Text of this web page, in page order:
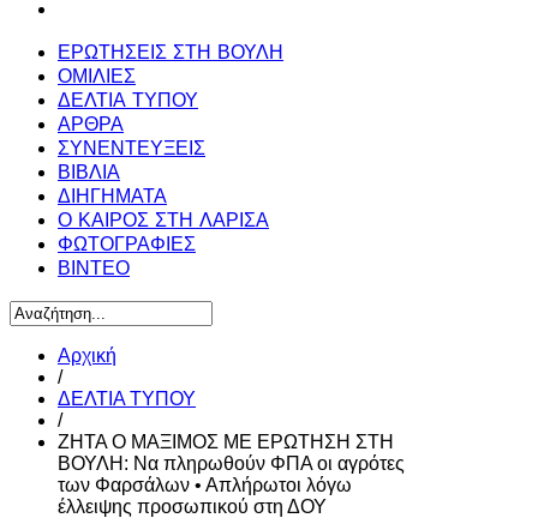
ΕΡΩΤΗΣΕΙΣ ΣΤΗ ΒΟΥΛΗ
ΟΜΙΛΙΕΣ
ΔΕΛΤΙΑ ΤΥΠΟΥ
ΑΡΘΡΑ
ΣΥΝΕΝΤΕΥΞΕΙΣ
ΒΙΒΛΙΑ
ΔΙΗΓΗΜΑΤΑ
Ο ΚΑΙΡΟΣ ΣΤΗ ΛΑΡΙΣΑ
ΦΩΤΟΓΡΑΦΙΕΣ
ΒΙΝΤΕΟ
Αρχική
/
ΔΕΛΤΙΑ ΤΥΠΟΥ
/
ΖΗΤΑ Ο ΜΑΞΙΜΟΣ ΜΕ ΕΡΩΤΗΣΗ ΣΤΗ
ΒΟΥΛΗ: Να πληρωθούν ΦΠΑ οι αγρότες
των Φαρσάλων • Απλήρωτοι λόγω
έλλειψης προσωπικού στη ΔΟΥ